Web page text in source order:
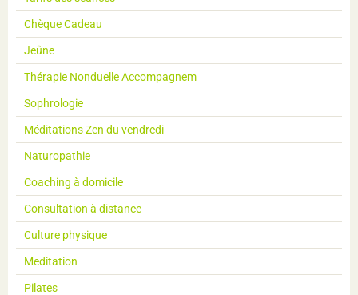
Chèque Cadeau
Jeûne
Thérapie Nonduelle Accompagnem
Sophrologie
Méditations Zen du vendredi
Naturopathie
Coaching à domicile
Consultation à distance
Culture physique
Meditation
Pilates